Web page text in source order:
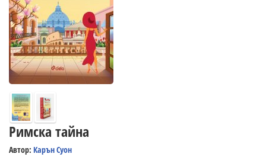
Римска тайна
Автор: Карън Суон